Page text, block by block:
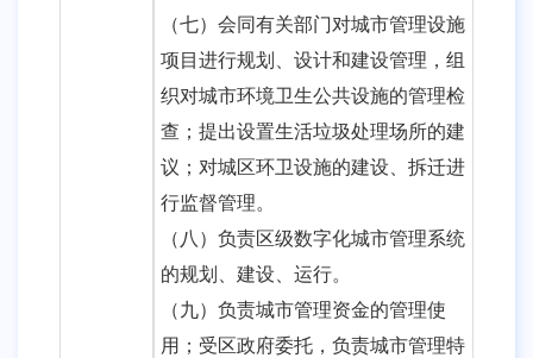
（七）会同有关部门对城市管理设施
项目进行规划、设计和建设管理，组
织对城市环境卫生公共设施的管理检
查；提出设置生活垃圾处理场所的建
议；对城区环卫设施的建设、拆迁进
行监督管理。
（八）负责区级数字化城市管理系统
的规划、建设、运行。
（九）负责城市管理资金的管理使
用；受区政府委托，负责城市管理特